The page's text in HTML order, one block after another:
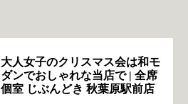
大人女子のクリスマス会は和モ
ダンでおしゃれな当店で | 全席
個室 じぶんどき 秋葉原駅前店